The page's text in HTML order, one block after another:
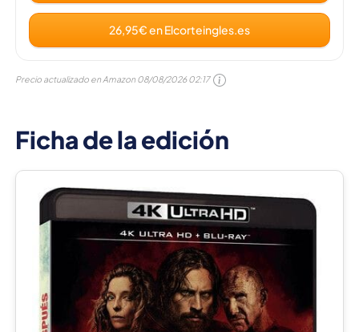
26,95€ en Elcorteingles.es
Precio actualizado en Amazon 08/08/2026 02:17
Ficha de la edición